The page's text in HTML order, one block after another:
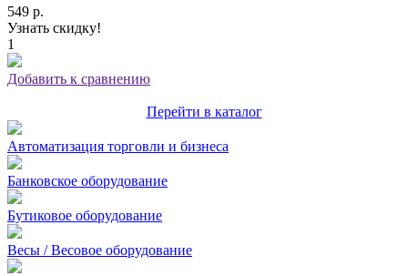
549 р.
Узнать скидку!
1
Добавить к сравнению
Перейти в каталог
Автоматизация торговли и бизнеса
Банковское оборудование
Бутиковое оборудование
Весы / Весовое оборудование